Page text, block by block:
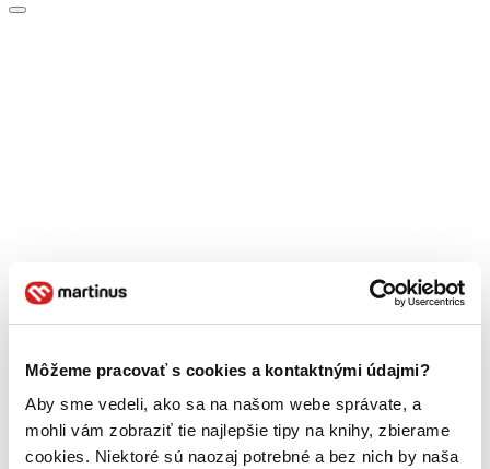
Môžeme pracovať s cookies a kontaktnými údajmi?
Aby sme vedeli, ako sa na našom webe správate, a
mohli vám zobraziť tie najlepšie tipy na knihy, zbierame
cookies. Niektoré sú naozaj potrebné a bez nich by naša